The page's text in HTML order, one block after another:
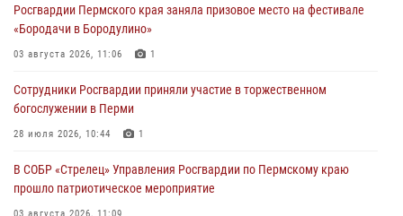
28 июля 2026, 10:44
Росгвардейцы оказали силовую поддержку при задержании
28 июля 2026, 06:15
Росгвардии Пермского края заняла призовое место на фестивале
«Бородачи в Бородулино»
03 августа 2026, 11:06 1
Сотрудники Росгвардии приняли участие в торжественном
богослужении в Перми
28 июля 2026, 10:44 1
В СОБР «Стрелец» Управления Росгвардии по Пермскому краю
прошло патриотическое мероприятие
03 августа 2026, 11:09